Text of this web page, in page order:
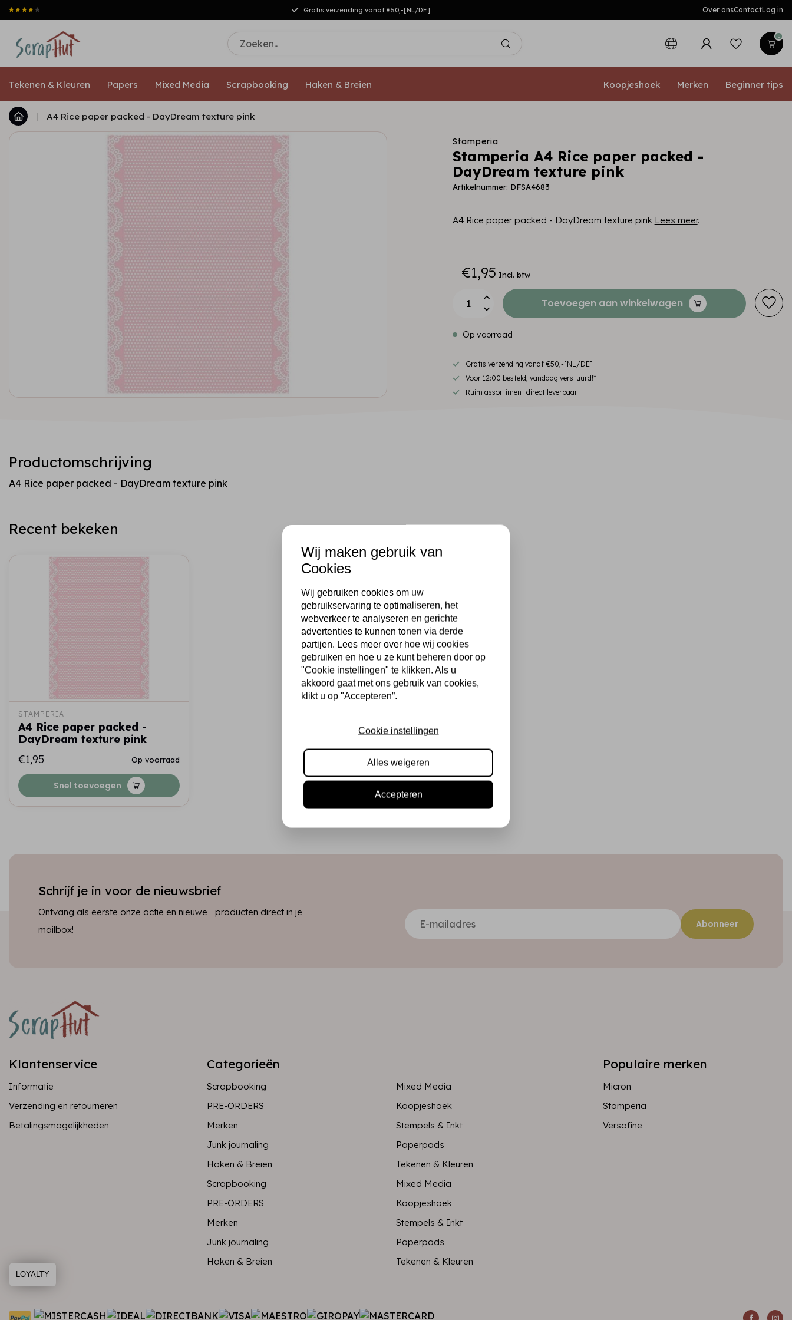
Gratis verzending vanaf €50,-[NL/DE] Over onsContactLog in
0
Tekenen & Kleuren Papers Mixed Media Scrapbooking Haken & Breien Koopjeshoek Merken Beginner tips
| A4 Rice paper packed - DayDream texture pink
Stamperia
Stamperia A4 Rice paper packed -
DayDream texture pink
Artikelnummer: DFSA4683
A4 Rice paper packed - DayDream texture pink Lees meer.
€1,95 Incl. btw
Toevoegen aan winkelwagen
Op voorraad
Gratis verzending vanaf €50,-[NL/DE]
Voor 12:00 besteld, vandaag verstuurd!*
Ruim assortiment direct leverbaar
Productomschrijving
A4 Rice paper packed - DayDream texture pink
Recent bekeken
STAMPERIA
A4 Rice paper packed -
DayDream texture pink
€1,95
Op voorraad
Snel toevoegen
Schrijf je in voor de nieuwsbrief
Ontvang als eerste onze actie en nieuwe producten direct in je
mailbox!
Abonneer
Klantenservice
Informatie
Verzending en retourneren
Betalingsmogelijkheden
Categorieën
Scrapbooking
Mixed Media
PRE-ORDERS
Koopjeshoek
Merken
Stempels & Inkt
Junk journaling
Paperpads
Haken & Breien
Tekenen & Kleuren
Scrapbooking
Mixed Media
PRE-ORDERS
Koopjeshoek
Merken
Stempels & Inkt
Junk journaling
Paperpads
Haken & Breien
Tekenen & Kleuren
Populaire merken
Micron
Stamperia
Versafine
Wij maken gebruik van
Cookies
Wij gebruiken cookies om uw
gebruikservaring te optimaliseren, het
webverkeer te analyseren en gerichte
advertenties te kunnen tonen via derde
partijen. Lees meer over hoe wij cookies
gebruiken en hoe u ze kunt beheren door op
"Cookie instellingen" te klikken. Als u
akkoord gaat met ons gebruik van cookies,
klikt u op "Accepteren”.
Cookie instellingen
Alles weigeren
Accepteren
LOYALTY